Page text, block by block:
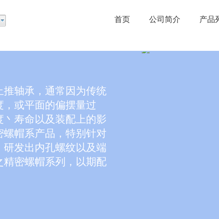
首页 公司简介 产品
轴承，通常因为传统
或平面的偏摆量过
寿命以及装配上的影
帽系产品，特别针对
发出内孔螺纹以及端
密螺帽系列，以期配